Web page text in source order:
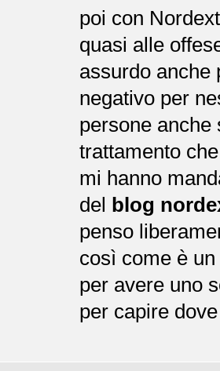
poi con
quasi alle
assurdo anche
negativo per
persone anche
trattamento
mi hanno
del blog
penso
così come è
per avere uno
per capire